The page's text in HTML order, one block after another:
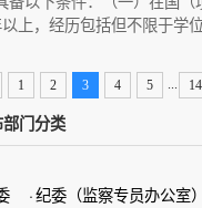
上，经历包括但不限于学
1 2 3 4 5 ...
门分类
·纪委（监察专员办公室）